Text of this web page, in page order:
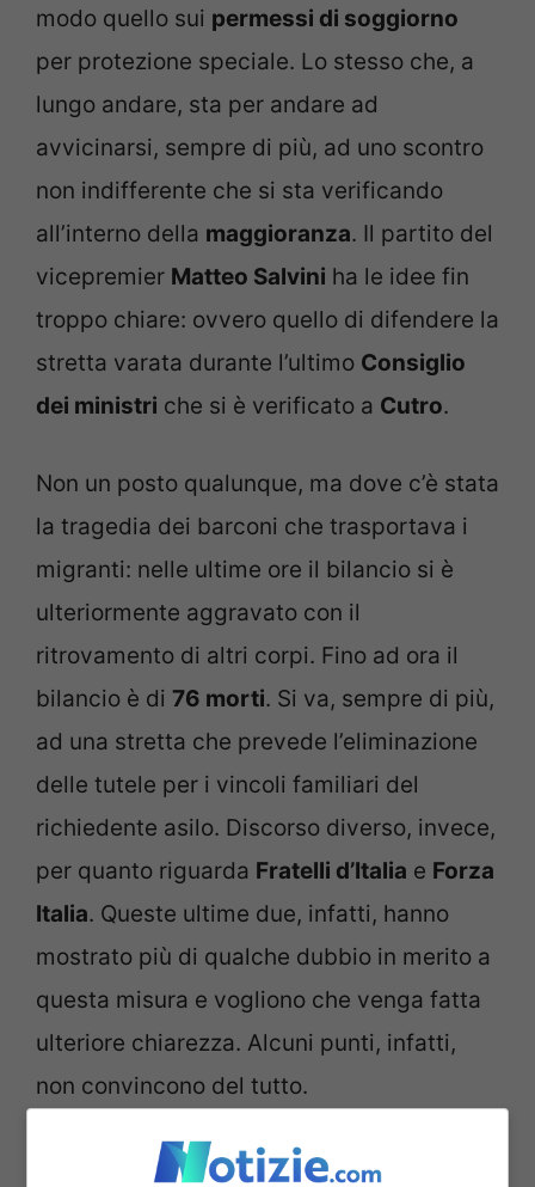
modo quello sui permessi di soggiorno
per protezione speciale. Lo stesso che, a
lungo andare, sta per andare ad
avvicinarsi, sempre di più, ad uno scontro
non indifferente che si sta verificando
all’interno della maggioranza. Il partito del
vicepremier Matteo Salvini ha le idee fin
troppo chiare: ovvero quello di difendere la
stretta varata durante l’ultimo Consiglio
dei ministri che si è verificato a Cutro.
Non un posto qualunque, ma dove c’è stata
la tragedia dei barconi che trasportava i
migranti: nelle ultime ore il bilancio si è
ulteriormente aggravato con il
ritrovamento di altri corpi. Fino ad ora il
bilancio è di 76 morti. Si va, sempre di più,
ad una stretta che prevede l’eliminazione
delle tutele per i vincoli familiari del
richiedente asilo. Discorso diverso, invece,
per quanto riguarda Fratelli d’Italia e Forza
Italia. Queste ultime due, infatti, hanno
mostrato più di qualche dubbio in merito a
questa misura e vogliono che venga fatta
ulteriore chiarezza. Alcuni punti, infatti,
non convincono del tutto.
Migranti, questione